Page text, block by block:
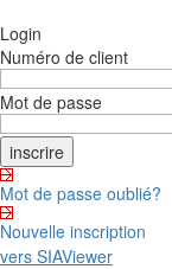
Login
Numéro de client
Mot de passe
Mot de passe oublié?
Nouvelle inscription
vers SIAViewer